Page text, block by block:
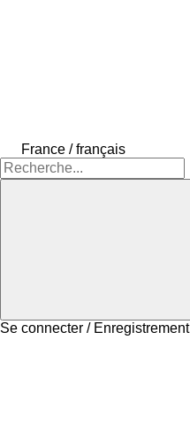
France / français
Se connecter / Enregistrement